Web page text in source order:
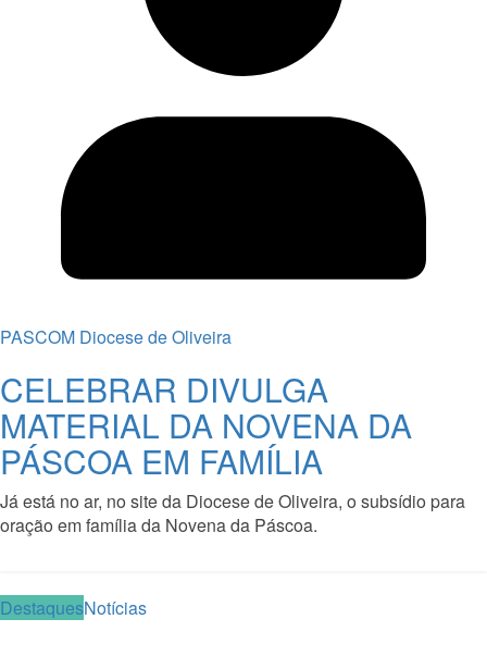
PASCOM Diocese de Oliveira
CELEBRAR DIVULGA
MATERIAL DA NOVENA DA
PÁSCOA EM FAMÍLIA
Já está no ar, no site da Diocese de Oliveira, o subsídio para
oração em família da Novena da Páscoa.
DestaquesNotícias